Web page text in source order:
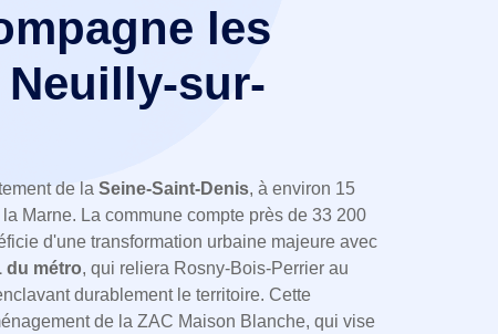
les
sur-
de la Seine-Saint-Denis, à environ 15
Marne. La commune compte près de 33 200
d'une transformation urbaine majeure avec
du métro, qui reliera Rosny-Bois-Perrier au
durablement le territoire. Cette
de la ZAC Maison Blanche, qui vise